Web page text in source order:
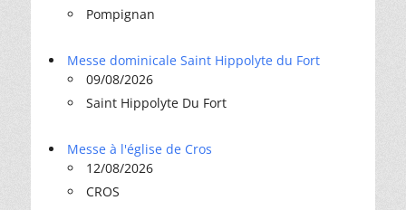
Pompignan
Messe dominicale Saint Hippolyte du Fort
09/08/2026
Saint Hippolyte Du Fort
Messe à l'église de Cros
12/08/2026
CROS